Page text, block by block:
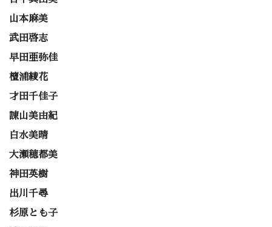
山本麻美
武田啓志
早田亜弥佳
檀浦綾花
才田千佳子
諌山美由紀
白水美晴
大瀬穂都美
神田英樹
出川千尋
杉原とも子